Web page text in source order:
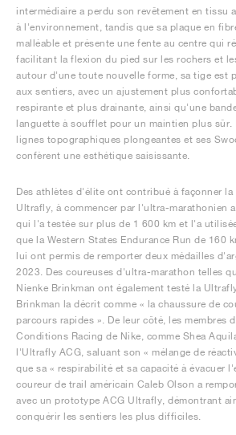
intermédiaire a perdu son revêtement en tissu
à l'environnement, tandis que sa plaque en
malléable et présente une fente au centre qui
facilitant la flexion du pied sur les rochers et
autour d'une toute nouvelle forme, sa tige est
aux sentiers, avec un ajustement plus
respirante et plus drainante, ainsi qu'une
languette à soufflet pour un maintien plus sûr.
lignes topographiques plongeantes et ses
confèrent une esthétique saisissante.
Des athlètes d'élite ont contribué à façonner
Ultrafly, à commencer par l'ultra-marathonien
qui l'a testée sur plus de 1 600 km et l'a
que la Western States Endurance Run de 160
lui ont permis de remporter deux médailles
2023. Des coureuses d'ultra-marathon telles
Nienke Brinkman ont également testé la
Brinkman la décrit comme « la chaussure de
parcours rapides ». De leur côté, les membres
Conditions Racing de Nike, comme Shea
l'Ultrafly ACG, saluant son « mélange de
que sa « respirabilité et sa capacité à évacuer
coureur de trail américain Caleb Olson a
avec un prototype ACG Ultrafly, démontrant
conquérir les sentiers les plus difficiles.